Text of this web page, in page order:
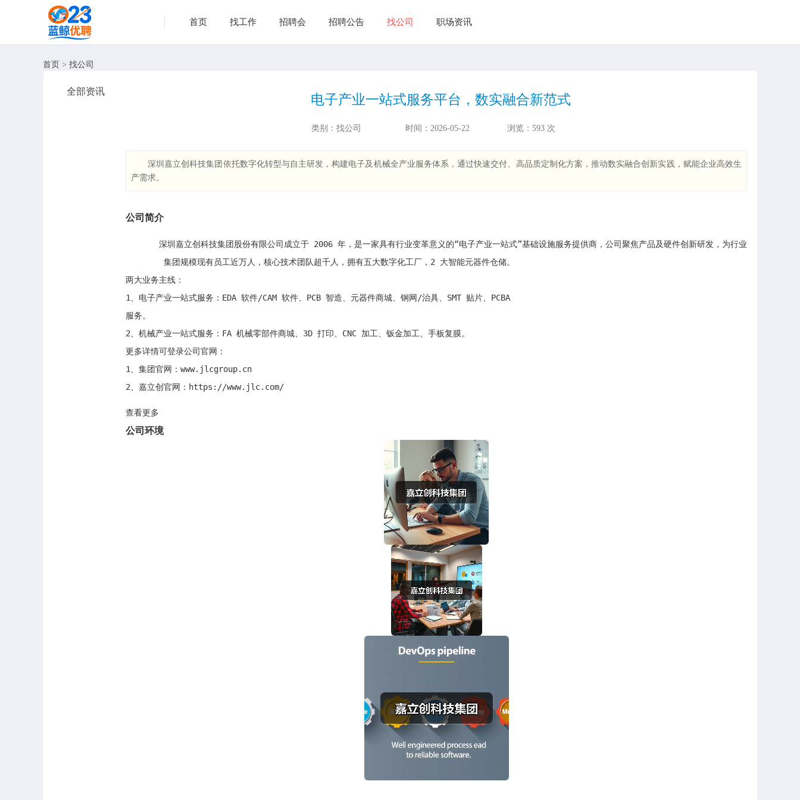
首页 找工作 招聘会 招聘公告 找公司 职场资讯
首页 > 找公司
全部资讯
电子产业一站式服务平台，数实融合新范式
类别：找公司 时间： 2026-05-22 浏览： 593 次
深圳嘉立创科技集团依托数字化转型与自主研发，构建电子及机械全产业服务体系，通过快速交付、高品质定制化方案，推动数实融合创新实践，赋能企业高效生
产需求。
公司简介
深圳嘉立创科技集团股份有限公司成立于 2006 年，是一家具有行业变革意义的“电子产业一站式”基础设施服务提供商，公司聚焦产品及硬件创新研发，为行业企业、科
        集团规模现有员工近万人，核心技术团队超千人，拥有五大数字化工厂，2 大智能元器件仓储。
两大业务主线：
1、电子产业一站式服务：EDA 软件/CAM 软件、PCB 智造、元器件商城、钢网/治具、SMT 贴片、PCBA
服务。
2、机械产业一站式服务：FA 机械零部件商城、3D 打印、CNC 加工、钣金加工、手板复膜。
更多详情可登录公司官网：
1、集团官网：www.jlcgroup.cn
2、嘉立创官网：https://www.jlc.com/
查看更多
公司环境